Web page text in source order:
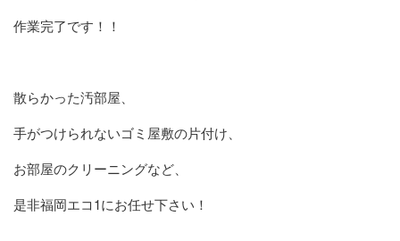
作業完了です！！
散らかった汚部屋、
手がつけられないゴミ屋敷の片付け、
お部屋のクリーニングなど、
是非福岡エコ1にお任せ下さい！